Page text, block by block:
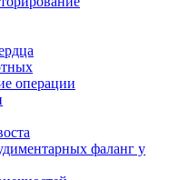
операции
фаланг у